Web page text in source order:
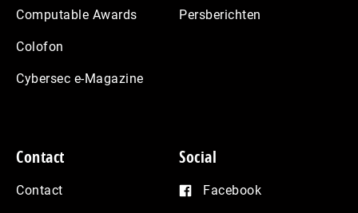
Computable Awards
Colofon
Cybersec e-Magazine
Persberichten
Contact
Contact
Social
Facebook